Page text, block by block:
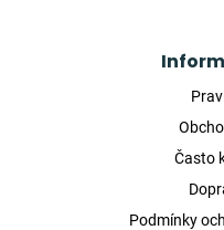
Často
Podmínky